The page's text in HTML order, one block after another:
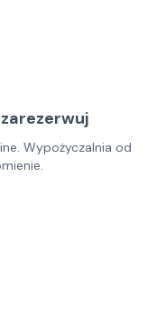
Wypożyczalnia od